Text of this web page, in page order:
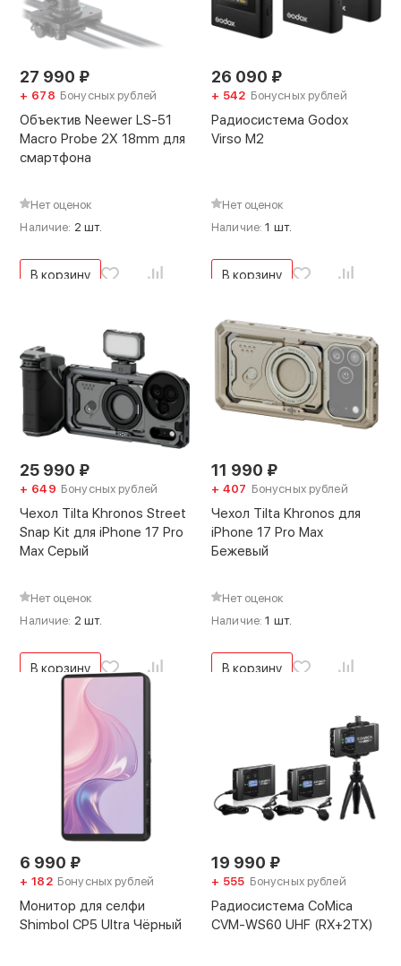
27 990 ₽
+ 678 Бонусных рублей
Объектив Neewer LS-51
Macro Probe 2X 18mm для
смартфона
Нет оценок
Наличие: 2 шт.
В корзину
26 090 ₽
+ 542 Бонусных рублей
Радиосистема Godox
Virso M2
Нет оценок
Наличие:1 шт.
В корзину
25 990 ₽
+ 649 Бонусных рублей
Чехол Tilta Khronos Street
Snap Kit для iPhone 17 Pro
Max Серый
Нет оценок
Наличие: 2 шт.
В корзину
11 990 ₽
+ 407 Бонусных рублей
Чехол Tilta Khronos для
iPhone 17 Pro Max
Бежевый
Нет оценок
Наличие:1 шт.
В корзину
6 990 ₽
+ 182 Бонусных рублей
Монитор для селфи
Shimbol CP5 Ultra Чёрный
19 990 ₽
+ 555 Бонусных рублей
Радиосистема CoMica
CVM-WS60 UHF (RX+2TX)